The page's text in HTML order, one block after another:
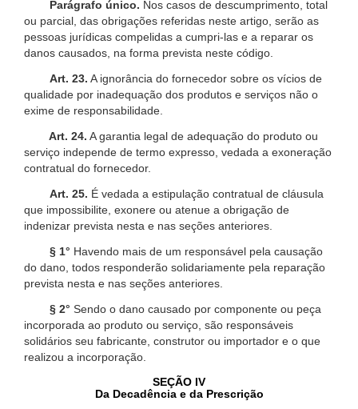
Parágrafo único. Nos casos de descumprimento, total
ou parcial, das obrigações referidas neste artigo, serão as
pessoas jurídicas compelidas a cumpri-las e a reparar os
danos causados, na forma prevista neste código.
Art. 23. A ignorância do fornecedor sobre os vícios de
qualidade por inadequação dos produtos e serviços não o
exime de responsabilidade.
Art. 24. A garantia legal de adequação do produto ou
serviço independe de termo expresso, vedada a exoneração
contratual do fornecedor.
Art. 25. É vedada a estipulação contratual de cláusula
que impossibilite, exonere ou atenue a obrigação de
indenizar prevista nesta e nas seções anteriores.
§ 1° Havendo mais de um responsável pela causação
do dano, todos responderão solidariamente pela reparação
prevista nesta e nas seções anteriores.
§ 2° Sendo o dano causado por componente ou peça
incorporada ao produto ou serviço, são responsáveis
solidários seu fabricante, construtor ou importador e o que
realizou a incorporação.
SEÇÃO IV
Da Decadência e da Prescrição